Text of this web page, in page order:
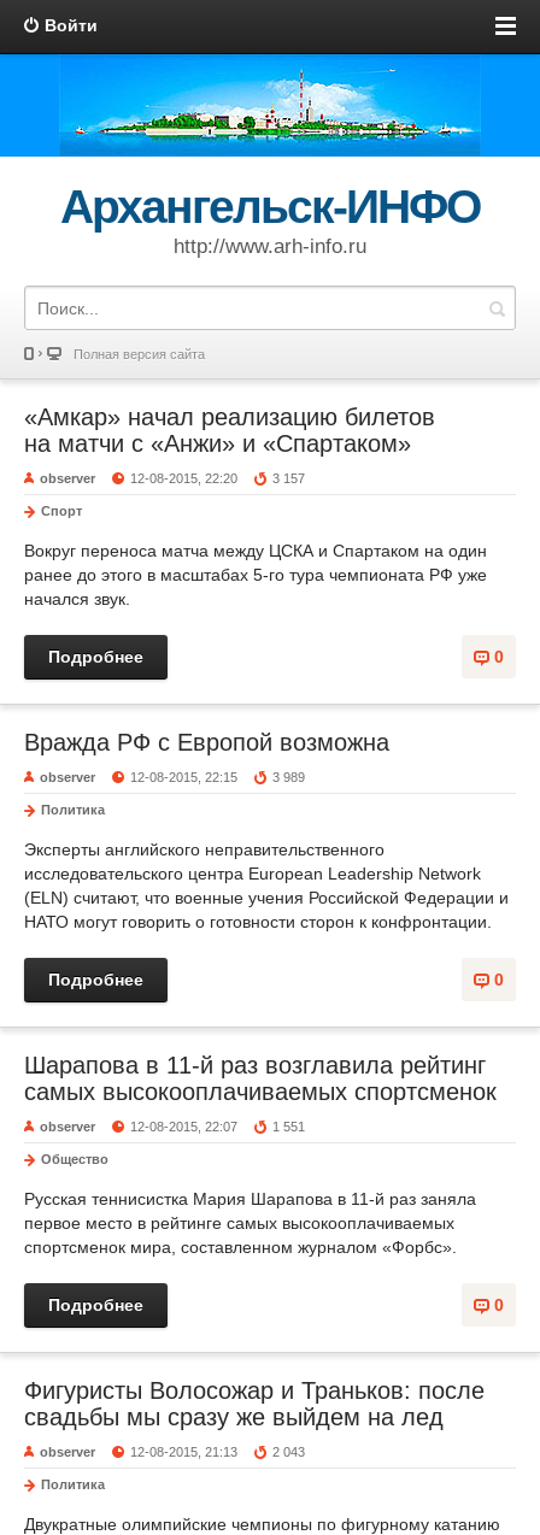
Войти
Архангельск-ИНФО
http://www.arh-info.ru
Полная версия сайта
«Амкар» начал реализацию билетов
на матчи с «Анжи» и «Спартаком»
observer 12-08-2015, 22:20 3 157
Спорт
Вокруг переноса матча между ЦСКА и Спартаком на один
ранее до этого в масштабах 5-го тура чемпионата РФ уже
начался звук.
0
Подробнее
Вражда РФ с Европой возможна
observer 12-08-2015, 22:15 3 989
Политика
Эксперты английского неправительственного
исследовательского центра European Leadership Network
(ELN) считают, что военные учения Российской Федерации и
НАТО могут говорить о готовности сторон к конфронтации.
0
Подробнее
Шарапова в 11-й раз возглавила рейтинг
самых высокооплачиваемых спортсменок
observer 12-08-2015, 22:07 1 551
Общество
Русская теннисистка Мария Шарапова в 11-й раз заняла
первое место в рейтинге самых высокооплачиваемых
спортсменок мира, составленном журналом «Форбс».
0
Подробнее
Фигуристы Волосожар и Траньков: после
свадьбы мы сразу же выйдем на лед
observer 12-08-2015, 21:13 2 043
Политика
Двукратные олимпийские чемпионы по фигурному катанию